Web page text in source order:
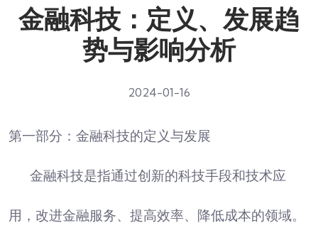
金融科技：定义、发展趋
势与影响分析
2024-01-16
第一部分：金融科技的定义与发展
金融科技是指通过创新的科技手段和技术应
用，改进金融服务、提高效率、降低成本的领域。